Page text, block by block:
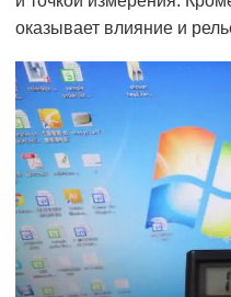
оказывает влияние и